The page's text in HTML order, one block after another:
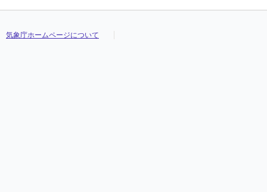
気象庁ホームページについて